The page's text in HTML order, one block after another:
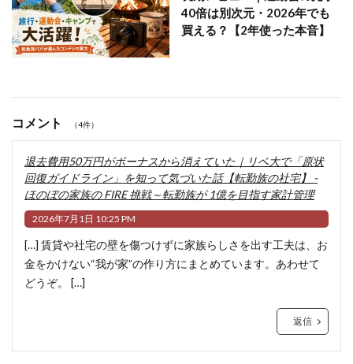
40倍は別次元・2026年でも
買える？【2年使った本音】
コメント （4件）
退去費用50万円がボーナスから消えていた｜リベ大で「原状
回復ガイドライン」を知って気づいた話【転勤族の社宅】 -
ほのぼの家族の FIRE 挑戦～転勤族が 1億を目指す家計管理
2026年7月1日 10:25 PM
[…] 賃貸や社宅の壁を傷つけずに家族らしさを出す工夫は、お
金をかけない“我が家”の作り方にまとめています。あわせて
どうぞ。 […]
返信